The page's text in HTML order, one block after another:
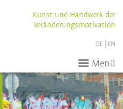
Kunst und Handwerk der
Veränderungsmotivation
DE EN
Menü